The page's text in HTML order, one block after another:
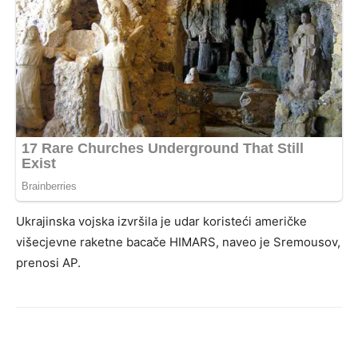
Ukrajinska vojska izvršila je udar koristeći američke
višecjevne raketne bacače HIMARS, naveo je Sremousov,
prenosi AP.